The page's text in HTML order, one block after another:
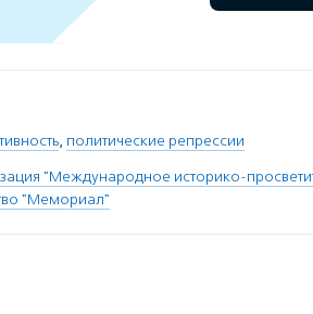
, политические репрессии
"Международное историко-
"Мемориал"